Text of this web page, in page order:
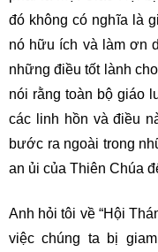
đó không có nghĩa là
nó hữu ích và làm ơn
những điều tốt lành
nói rằng toàn bộ giáo
các linh hồn và điều
bước ra ngoài trong
an ủi của Thiên Chúa
Anh hỏi tôi về “Hội
việc chúng ta bị